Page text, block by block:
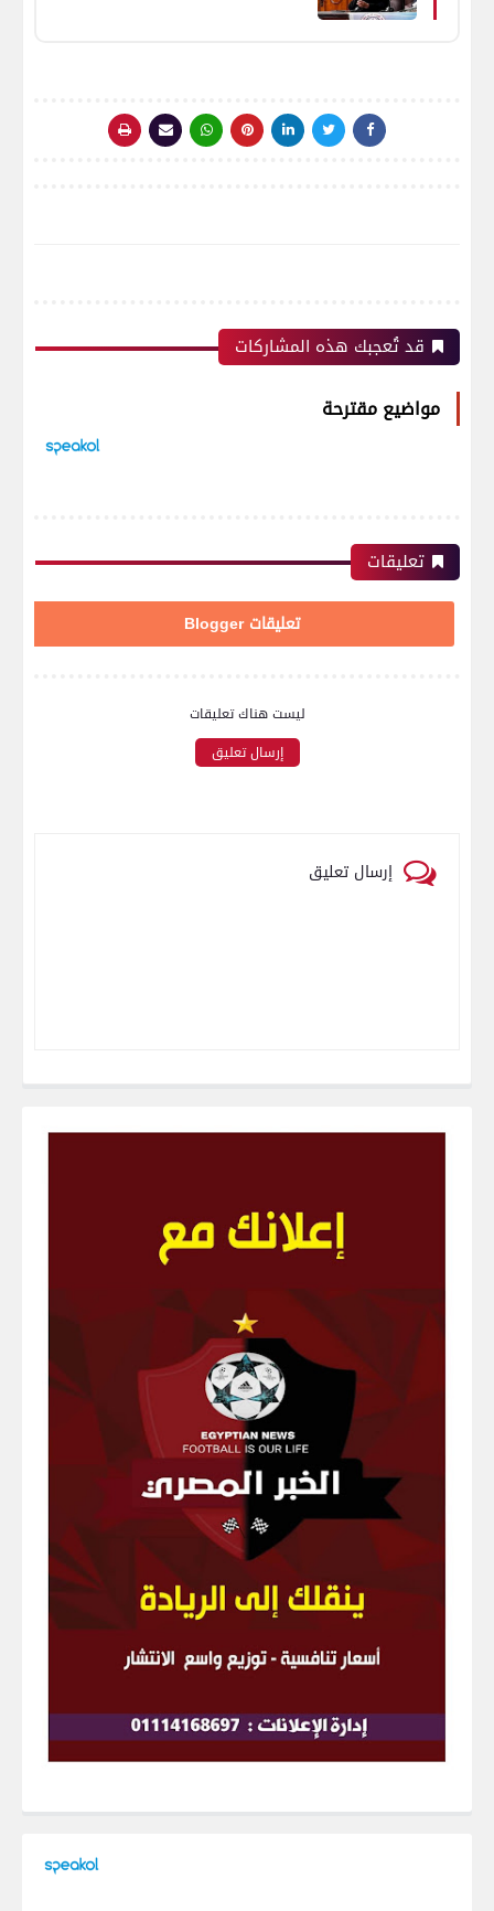
قد تُعجبك هذه المشاركات
مواضيع مقترحة
تعليقات
تعليقات Blogger
ليست هناك تعليقات
إرسال تعليق
إرسال تعليق